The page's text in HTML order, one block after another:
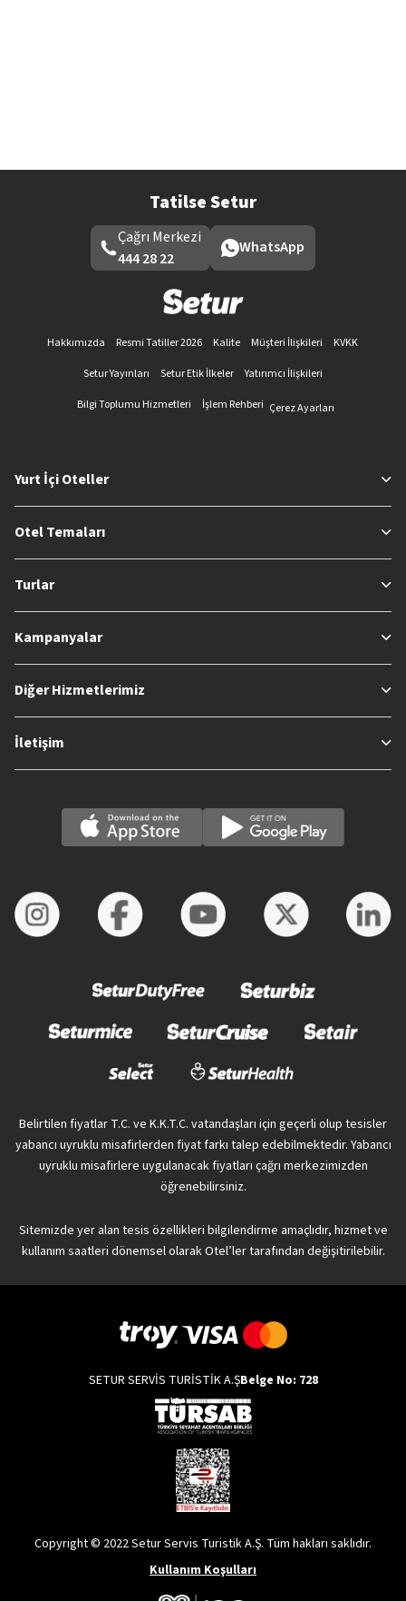
Tatilse Setur
Çağrı Merkezi
444 28 22
WhatsApp
Hakkımızda Resmi Tatiller 2026 Kalite Müşteri İlişkileri
KVKK
Setur Yayınları
Setur Etik İlkeler
Yatırımcı İlişkileri
Bilgi Toplumu Hizmetleri
İşlem Rehberi Çerez Ayarları
Yurt İçi Oteller
Otel Temaları
Turlar
Kampanyalar
Diğer Hizmetlerimiz
İletişim
Belirtilen fiyatlar T.C. ve K.K.T.C. vatandaşları için geçerli olup tesisler
yabancı uyruklu misafirlerden fiyat farkı talep edebilmektedir. Yabancı
uyruklu misafirlere uygulanacak fiyatları çağrı merkezimizden
öğrenebilirsiniz.
Sitemizde yer alan tesis özellikleri bilgilendirme amaçlıdır, hizmet ve
kullanım saatleri dönemsel olarak Otel’ler tarafından değişitirilebilir.
SETUR SERVİS TURİSTİK A.ŞBelge No: 728
Copyright © 2022 Setur Servis Turistik A.Ş. Tüm hakları saklıdır.
Kullanım Koşulları